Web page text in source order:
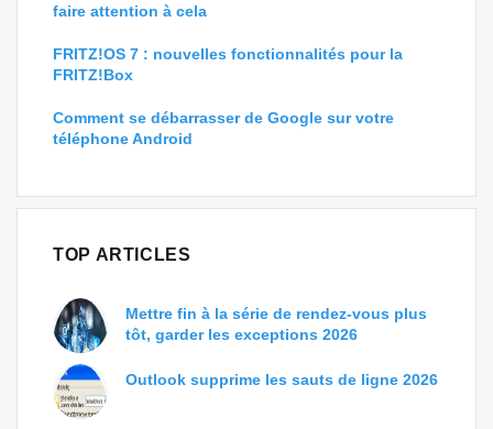
faire attention à cela
FRITZ!OS 7 : nouvelles fonctionnalités pour la
FRITZ!Box
Comment se débarrasser de Google sur votre
téléphone Android
TOP ARTICLES
Mettre fin à la série de rendez-vous plus
tôt, garder les exceptions 2026
Outlook supprime les sauts de ligne 2026